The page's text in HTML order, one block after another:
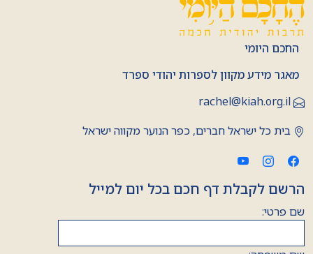
החכם היומי
מאגר מידע מקוון לספרות יהודי ספרד
rachel@kiah.org.il
בית כל ישראל חברים, כפר הנוער מקווה ישראל
הרשם לקבלת דף חכם בכל יום למייל
שם פרטי: